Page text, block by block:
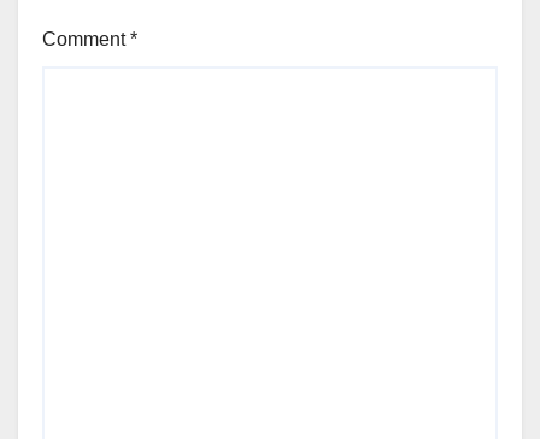
Comment*